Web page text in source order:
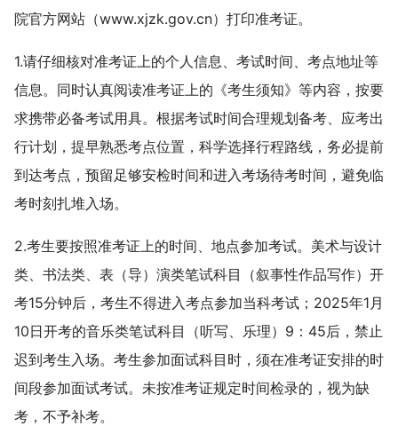
院官方网站（www.xjzk.gov.cn）打印准考证。
1.请仔细核对准考证上的个人信息、考试时间、考点地址等
信息。同时认真阅读准考证上的《考生须知》等内容，按要
求携带必备考试用具。根据考试时间合理规划备考、应考出
行计划，提早熟悉考点位置，科学选择行程路线，务必提前
到达考点，预留足够安检时间和进入考场待考时间，避免临
考时刻扎堆入场。
2.考生要按照准考证上的时间、地点参加考试。美术与设计
类、书法类、表（导）演类笔试科目（叙事性作品写作）开
考15分钟后，考生不得进入考点参加当科考试；2025年1月
10日开考的音乐类笔试科目（听写、乐理）9：45后，禁止
迟到考生入场。考生参加面试科目时，须在准考证安排的时
间段参加面试考试。未按准考证规定时间检录的，视为缺
考，不予补考。